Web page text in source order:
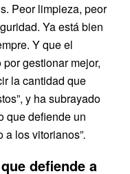
Peor limpieza, peor
Ya está bien
Y que el
gestionar mejor,
la cantidad que
y ha subrayado
que defiende un
a los vitorianos”.
defiende a